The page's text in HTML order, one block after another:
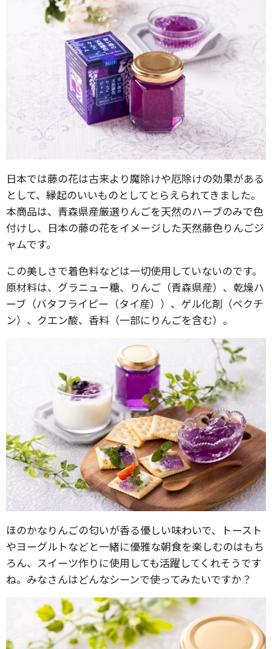
日本では藤の花は古来より魔除けや厄除けの効果がある
として、縁起のいいものとしてとらえられてきました。
本商品は、青森県産厳選りんごを天然のハーブのみで色
付けし、日本の藤の花をイメージした天然藤色りんごジ
ャムです。
この美しさで着色料などは一切使用していないのです。
原材料は、グラニュー糖、りんご（青森県産）、乾燥ハ
ーブ（バタフライピー（タイ産））、ゲル化剤（ペクチ
ン）、クエン酸、香料（一部にりんごを含む）。
ほのかなりんごの匂いが香る優しい味わいで、トースト
やヨーグルトなどと一緒に優雅な朝食を楽しむのはもち
ろん、スイーツ作りに使用しても活躍してくれそうです
ね。みなさんはどんなシーンで使ってみたいですか？